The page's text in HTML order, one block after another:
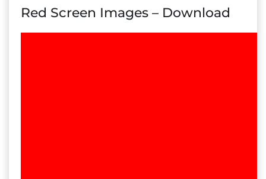
Red Screen Images – Download